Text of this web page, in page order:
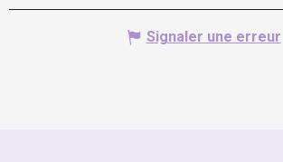
Signaler une erreur